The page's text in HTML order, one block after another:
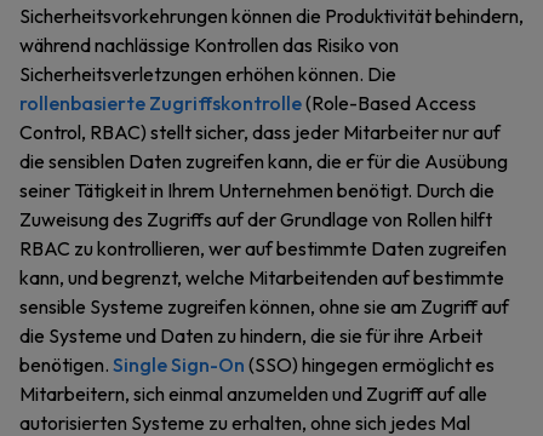
Sicherheitsvorkehrungen können die Produktivität behindern,
während nachlässige Kontrollen das Risiko von
Sicherheitsverletzungen erhöhen können. Die
rollenbasierte Zugriffskontrolle(Role-Based Access
Control, RBAC) stellt sicher, dass jeder Mitarbeiter nur auf
die sensiblen Daten zugreifen kann, die er für die Ausübung
seiner Tätigkeit in Ihrem Unternehmen benötigt. Durch die
Zuweisung des Zugriffs auf der Grundlage von Rollen hilft
RBAC zu kontrollieren, wer auf bestimmte Daten zugreifen
kann, und begrenzt, welche Mitarbeitenden auf bestimmte
sensible Systeme zugreifen können, ohne sie am Zugriff auf
die Systeme und Daten zu hindern, die sie für ihre Arbeit
benötigen. Single Sign-On (SSO) hingegen ermöglicht es
Mitarbeitern, sich einmal anzumelden und Zugriff auf alle
autorisierten Systeme zu erhalten, ohne sich jedes Mal